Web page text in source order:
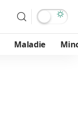
Maladie